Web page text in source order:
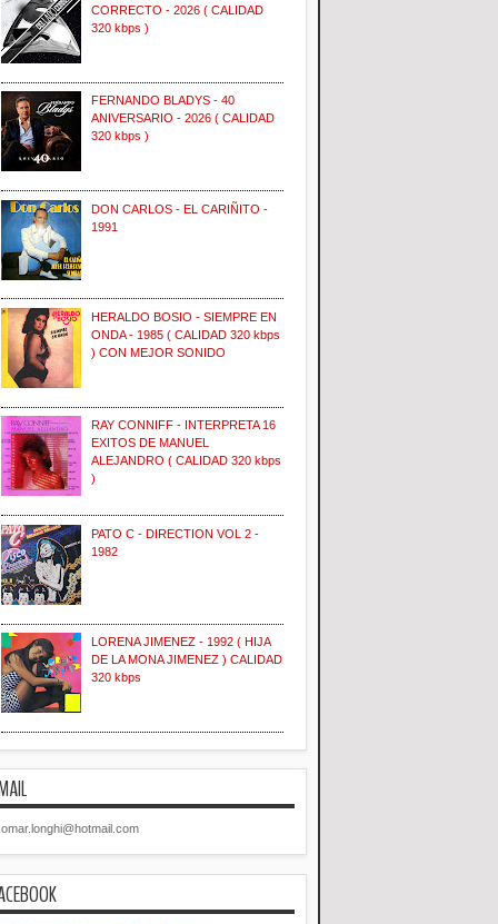
CORRECTO - 2026 ( CALIDAD
320 kbps )
FERNANDO BLADYS - 40
ANIVERSARIO - 2026 ( CALIDAD
320 kbps )
DON CARLOS - EL CARIÑITO -
1991
HERALDO BOSIO - SIEMPRE EN
ONDA - 1985 ( CALIDAD 320 kbps
) CON MEJOR SONIDO
RAY CONNIFF - INTERPRETA 16
EXITOS DE MANUEL
ALEJANDRO ( CALIDAD 320 kbps
)
PATO C - DIRECTION VOL 2 -
1982
LORENA JIMENEZ - 1992 ( HIJA
DE LA MONA JIMENEZ ) CALIDAD
320 kbps
omar.longhi@hotmail.com